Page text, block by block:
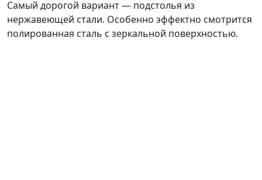
Самый дорогой вариант — подстолья из
нержавеющей стали. Особенно эффектно смотрится
полированная сталь с зеркальной поверхностью.